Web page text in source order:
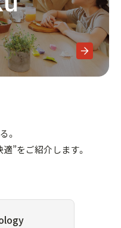
。
”をご紹介します。